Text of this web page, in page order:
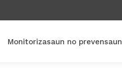
Monitorizasaun no prevensaun